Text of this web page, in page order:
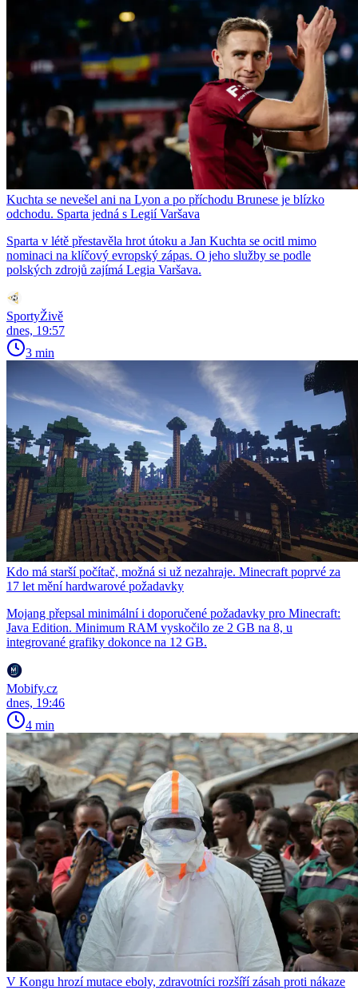
Kuchta se nevešel ani na Lyon a po příchodu Brunese je blízko
odchodu. Sparta jedná s Legií Varšava
Sparta v létě přestavěla hrot útoku a Jan Kuchta se ocitl mimo
nominaci na klíčový evropský zápas. O jeho služby se podle
polských zdrojů zajímá Legia Varšava.
SportyŽivě
dnes, 19:57
3 min
Kdo má starší počítač, možná si už nezahraje. Minecraft poprvé za
17 let mění hardwarové požadavky
Mojang přepsal minimální i doporučené požadavky pro Minecraft:
Java Edition. Minimum RAM vyskočilo ze 2 GB na 8, u
integrované grafiky dokonce na 12 GB.
Mobify.cz
dnes, 19:46
4 min
V Kongu hrozí mutace eboly, zdravotníci rozšíří zásah proti nákaze